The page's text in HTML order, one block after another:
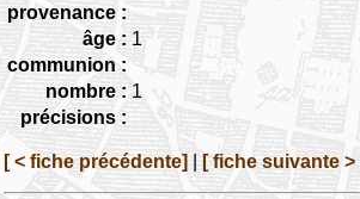
provenance :
âge : 1
communion :
nombre : 1
précisions :
[ < fiche précédente] [ fiche suivante >